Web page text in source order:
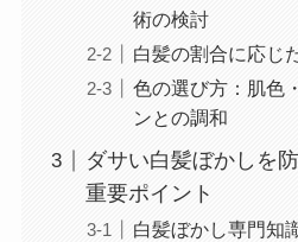
術の検討
白髪の割合に応じ
色の選び方：肌色
ンとの調和
ダサい白髪ぼかしを
重要ポイント
白髪ぼかし専門知